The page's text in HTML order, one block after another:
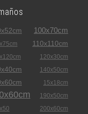
100x70cm
110x110cm
120x30cm
140x50cm
15x18cm
190x50cm
200x60cm